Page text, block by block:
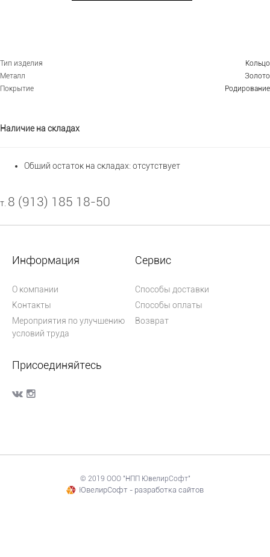
Тип изделия
Кольцо
Металл
Золото
Покрытие
Родирование
Наличие на складах
Общий остаток на складах: отсутствует
т. 8 (913) 185 18-50
Информация
О компании
Контакты
Мероприятия по улучшению
условий труда
Сервис
Способы доставки
Способы оплаты
Возврат
Присоединяйтесь
© 2019 ООО "НПП ЮвелирСофт"
ЮвелирСофт - разработка сайтов